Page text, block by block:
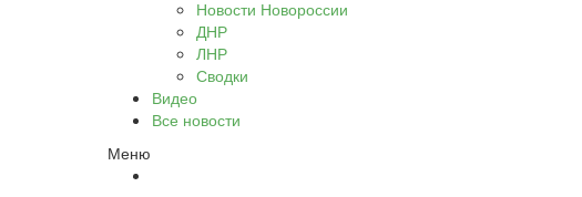
Новости Новороссии
ДНР
ЛНР
Сводки
Видео
Все новости
Меню